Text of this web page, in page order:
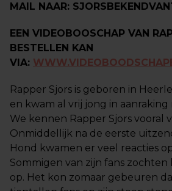
MAIL NAAR:
EEN VIDEOBOOSCHAP VAN
BESTELLEN KAN
VIA:
Rapper Sjors is geboren in
en kwam al vrij jong in
We kennen Rapper Sjors vooral
Onmiddellijk na de eerste
Hond kwamen er veel reacties
Sommigen van zijn fans
op. Het kon zomaar gebeuren